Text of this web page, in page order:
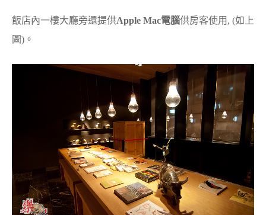
飯店內一樓大廳旁還提供Apple Mac電腦供房客使用, (如上
圖)。